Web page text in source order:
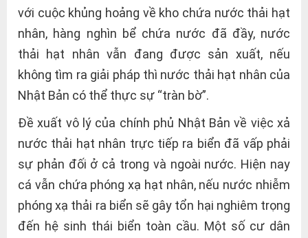
với cuộc khủng hoảng về kho chứa nước thải hạt
nhân, hàng nghìn bể chứa nước đã đầy, nước
thải hạt nhân vẫn đang được sản xuất, nếu
không tìm ra giải pháp thì nước thải hạt nhân của
Nhật Bản có thể thực sự “tràn bờ”.
Đề xuất vô lý của chính phủ Nhật Bản về việc xả
nước thải hạt nhân trực tiếp ra biển đã vấp phải
sự phản đối ở cả trong và ngoài nước. Hiện nay
cá vẫn chứa phóng xạ hạt nhân, nếu nước nhiễm
phóng xạ thải ra biển sẽ gây tổn hại nghiêm trọng
đến hệ sinh thái biển toàn cầu. Một số cư dân